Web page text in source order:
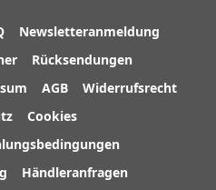
Newsletteranmeldung
Rücksendungen
AGB
Widerrufsrecht
Cookies
Händleranfragen